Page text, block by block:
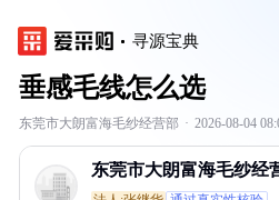
寻源宝典
垂感毛线怎么选
东莞市大朗富海毛纱经营部 · 2026-08-04
东莞市大朗富海毛纱经